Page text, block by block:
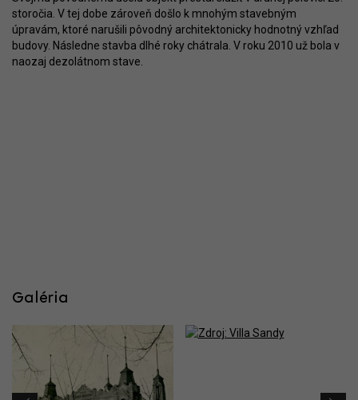
storočia. V tej dobe zároveň došlo k mnohým stavebným
úpravám, ktoré narušili pôvodný architektonicky hodnotný vzhľad
budovy. Následne stavba dlhé roky chátrala. V roku 2010 už bola v
naozaj dezolátnom stave.
Galéria